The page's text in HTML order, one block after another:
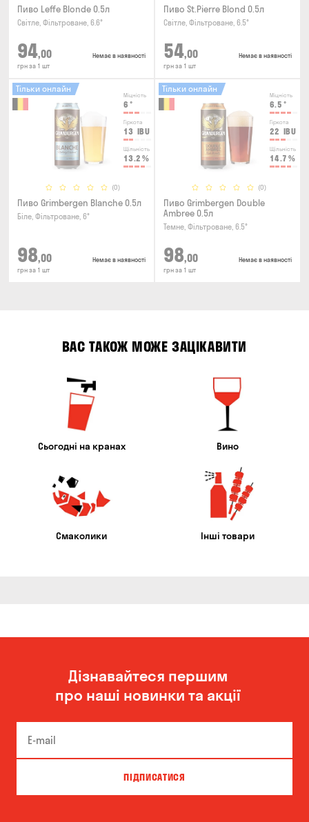
Пиво Leffe Blonde 0.5л
Світле, Фільтроване, 6.6°
94,00
грн за 1 шт
Немає в наявності
Пиво St.Pierre Blond 0.5л
Світле, Фільтроване, 6.5°
54,00
грн за 1 шт
Немає в наявності
Міцність
6 °
Гіркота
13 IBU
Щільність
13.2 %
(0)
Тільки онлайн
Пиво Grimbergen Blanche 0.5л
Біле, Фільтроване, 6°
98,00
грн за 1 шт
Немає в наявності
Міцність
6.5 °
Гіркота
22 IBU
Щільність
14.7 %
(0)
Тільки онлайн
Пиво Grimbergen Double
Ambree 0.5л
Темне, Фільтроване, 6.5°
98,00
грн за 1 шт
Немає в наявності
ВАС ТАКОЖ МОЖЕ ЗАЦІКАВИТИ
Сьогодні на кранах Вино
Смаколики Інші товари
Дізнавайтеся першим
про наші новинки та акції
ПІДПИСАТИСЯ